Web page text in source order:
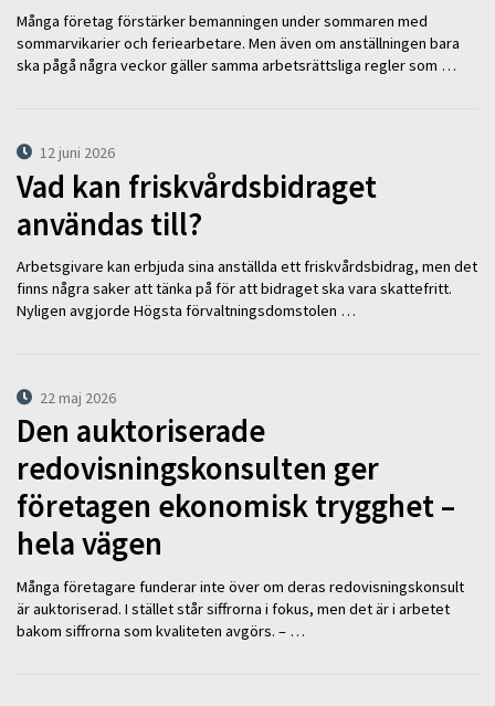
Många företag förstärker bemanningen under sommaren med
sommarvikarier och feriearbetare. Men även om anställningen bara
ska pågå några veckor gäller samma arbetsrättsliga regler som …
12 juni 2026
Vad kan friskvårdsbidraget
användas till?
Arbetsgivare kan erbjuda sina anställda ett friskvårdsbidrag, men det
finns några saker att tänka på för att bidraget ska vara skattefritt.
Nyligen avgjorde Högsta förvaltningsdomstolen …
22 maj 2026
Den auktoriserade
redovisningskonsulten ger
företagen ekonomisk trygghet –
hela vägen
Många företagare funderar inte över om deras redovisningskonsult
är auktoriserad. I stället står siffrorna i fokus, men det är i arbetet
bakom siffrorna som kvaliteten avgörs. – …